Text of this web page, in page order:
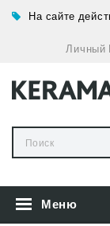
На сайте
Личный
Меню